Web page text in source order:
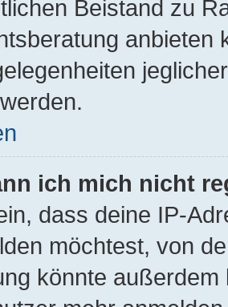
Beistand zu
anbieten
ich mich nicht
dass deine IP-
möchtest, von
könnte